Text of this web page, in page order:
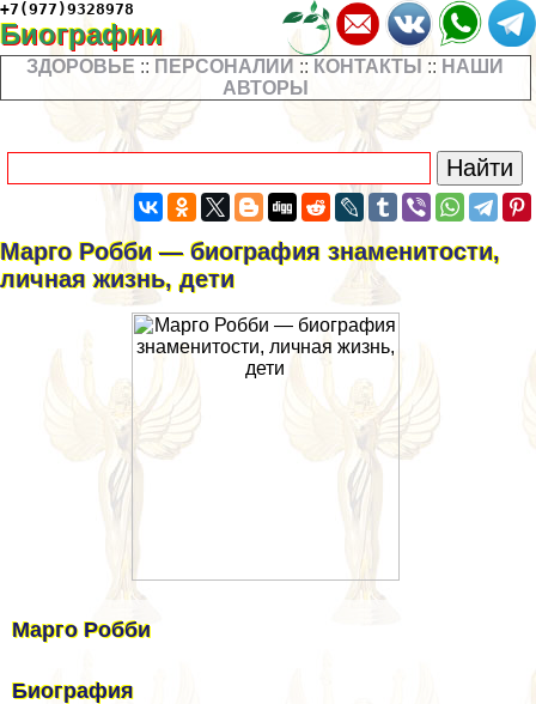
+7(977)9328978
Биографии
ЗДОРОВЬЕ :: ПЕРСОНАЛИИ :: КОНТАКТЫ :: НАШИ
АВТОРЫ
Марго Робби — биография знаменитости,
личная жизнь, дети
Марго Робби
Биография